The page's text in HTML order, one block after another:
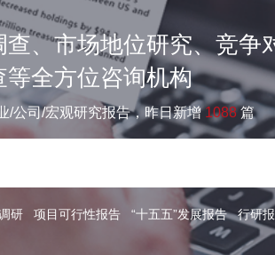
、市场地位研究、竞争
等全方位咨询机构
/公司/宏观研究报告，昨日新增1088篇
研 项目可行性报告 “十五五”发展报告 行研